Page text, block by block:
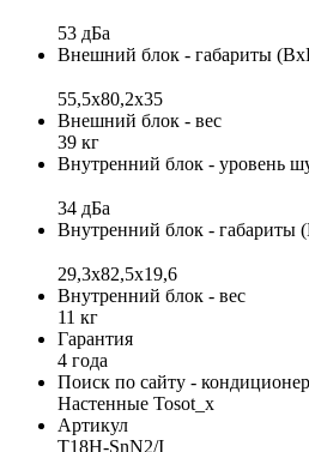
53 дБа
Внешний блок - габариты
55,5х80,2х35
Внешний блок - вес
39 кг
Внутренний блок - уровень
34 дБа
Внутренний блок -
29,3x82,5x19,6
Внутренний блок - вес
11 кг
Гарантия
4 года
Поиск по сайту -
Настенные Tosot_x
Артикул
T18H-SnN2/I